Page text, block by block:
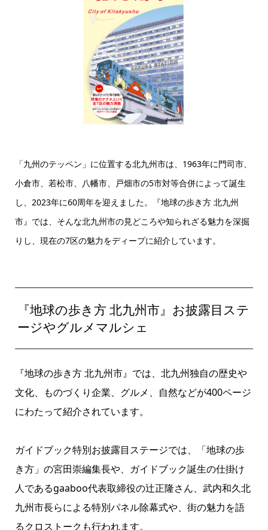
「九州のテッペン」に位置する北九州市は、1963年に門司市、
小倉市、若松市、八幡市、戸畑市の5市対等合併によって誕生
し、2023年に60周年を迎えました。『地球の歩き方 北九州
市』では、そんな北九州市の見どころや知られざる魅力を深掘
りし、現在の7区の魅力をディープに紹介しています。
『地球の歩き方 北九州市』お披露目ステ
ージやグルメマルシェ
『地球の歩き方 北九州市』では、北九州独自の歴史や
文化、ものづくり企業、グルメ、自然などが400ページ
にわたって紹介されています。
ガイドブック特別お披露目ステージでは、「地球の歩
き方」の宮田崇編集長や、ガイドブック誕生の仕掛け
人であるgaaboo代表取締役の辻正隆さん、武内和久北
九州市長らによる特別パネル除幕式や、街の魅力を語
るクロストークも行われます。